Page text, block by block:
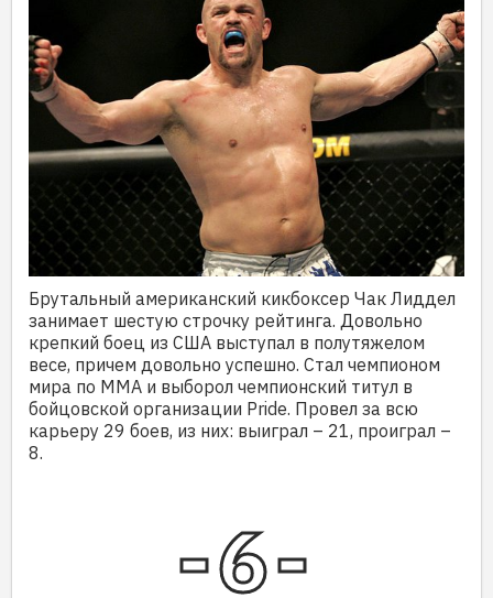
Брутальный американский кикбоксер Чак Лиддел
занимает шестую строчку рейтинга. Довольно
крепкий боец из США выступал в полутяжелом
весе, причем довольно успешно. Стал чемпионом
мира по ММА и выборол чемпионский титул в
бойцовской организации Pride. Провел за всю
карьеру 29 боев, из них: выиграл – 21, проиграл –
8.
6